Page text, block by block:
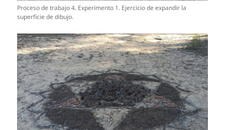
Proceso de trabajo 4. Experimento 1. Ejercicio de expandir la
superficie de dibujo.